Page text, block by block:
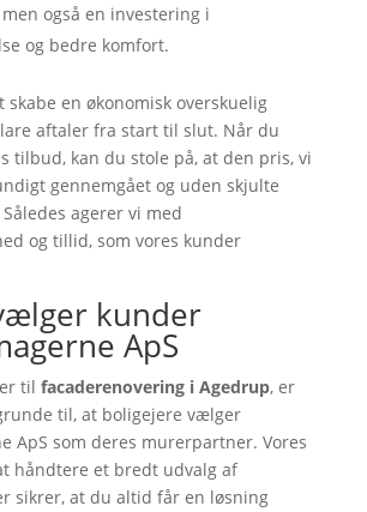
også en investering i
og bedre komfort.
skabe en økonomisk overskuelig
aftaler fra start til slut. Når du
tilbud, kan du stole på, at den pris, vi
gennemgået og uden skjulte
agerer vi med
og tillid, som vores kunder
kunder
ApS
til facaderenovering i Agedrup, er
til, at boligejere vælger
ApS som deres murerpartner. Vores
håndtere et bredt udvalg af
sikrer, at du altid får en løsning